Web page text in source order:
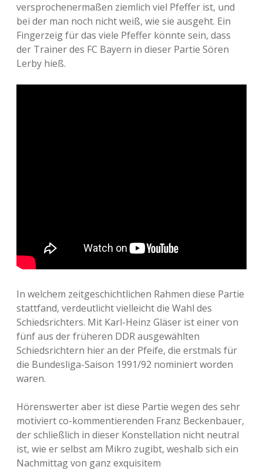
versprochenermaßen ziemlich viel Pfeffer ist, und
bei der man noch nicht weiß, wie sie ausgeht. Ein
Fingerzeig für das viele Pfeffer könnte sein, dass
der Trainer des FC Bayern in dieser Partie Sören
Lerby hieß.
In welchem zeitgeschichtlichen Rahmen diese Partie
stattfand, verdeutlicht vielleicht die Wahl des
Schiedsrichters. Mit Karl-Heinz Gläser ist einer von
fünf aus der früheren DDR ausgewählten
Schiedsrichtern hier an der Pfeife, die erstmals für
die Bundesliga-Saison 1991/92 nominiert worden
waren.
Hörenswerter aber ist diese Partie wegen des sehr
motiviert co-kommentierenden Franz Beckenbauer,
der schließlich in dieser Konstellation nicht neutral
ist, wie er selbst am Mikro zugibt, weshalb sich ein
Nachmittag von ganz exquisitem